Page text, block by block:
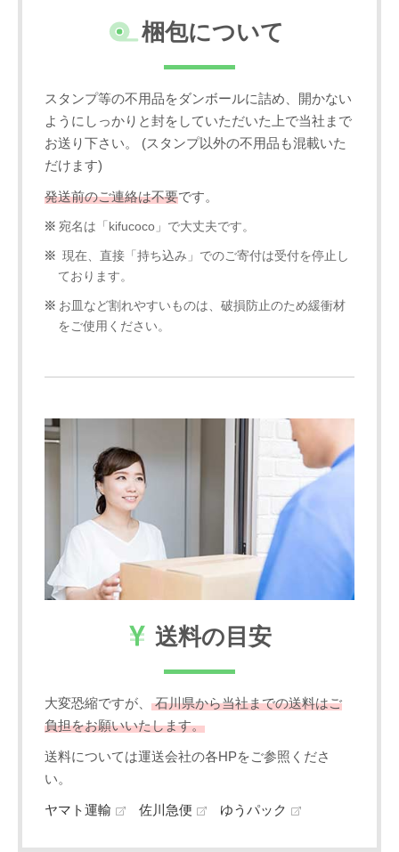
梱包について
スタンプ等の不用品をダンボールに詰め、開かない
ようにしっかりと封をしていただいた上で当社まで
お送り下さい。 (スタンプ以外の不用品も混載いた
だけます)
発送前のご連絡は不要です。
宛名は「kifucoco」で大丈夫です。
現在、直接「持ち込み」でのご寄付は受付を停止し
ております。
お皿など割れやすいものは、破損防止のため緩衝材
をご使用ください。
送料の目安
大変恐縮ですが、 石川県から当社までの送料はご
負担をお願いいたします。
送料については運送会社の各HPをご参照くださ
い。
ヤマト運輸 佐川急便 ゆうパック